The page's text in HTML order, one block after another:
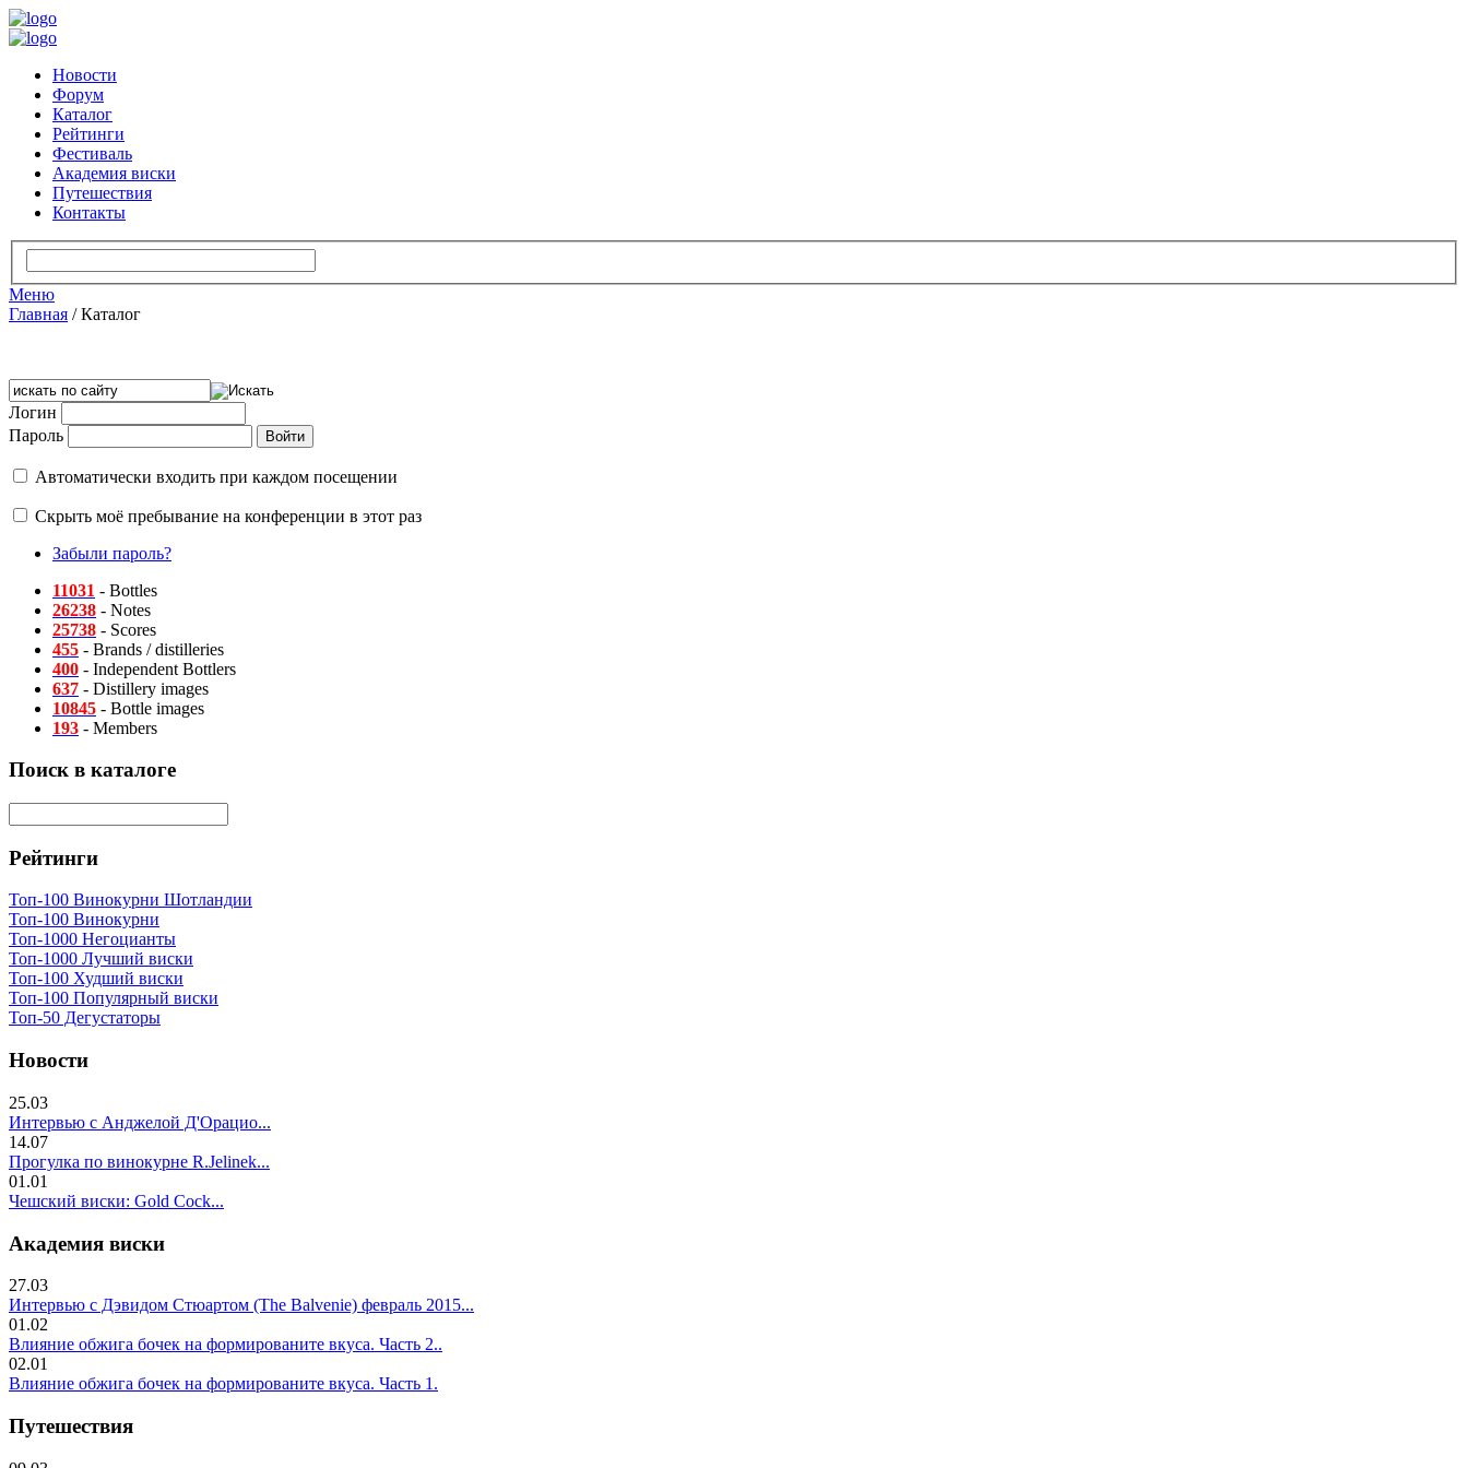
Новости
Форум
Каталог
Рейтинги
Фестиваль
Академия виски
Путешествия
Контакты
Меню
Главная /Каталог
Логин
Пароль
Автоматически входить при каждом посещении
Скрыть моё пребывание на конференции в этот раз
Забыли пароль?
11031 - Bottles
26238 - Notes
25738 - Scores
455 - Brands / distilleries
400 - Independent Bottlers
637 - Distillery images
10845 - Bottle images
193 - Members
Поиск в каталоге
Рейтинги
Топ-100 Винокурни Шотландии
Топ-100 Винокурни
Топ-1000 Негоцианты
Топ-1000 Лучший виски
Топ-100 Худший виски
Топ-100 Популярный виски
Топ-50 Дегустаторы
Новости
25.03
Интервью с Анджелой Д'Орацио...
14.07
Прогулка по винокурне R.Jelinek...
01.01
Чешский виски: Gold Cock...
Академия виски
27.03
Интервью с Дэвидом Стюартом (The Balvenie) февраль 2015...
01.02
Влияние обжига бочек на формированите вкуса. Часть 2..
02.01
Влияние обжига бочек на формированите вкуса. Часть 1.
Путешествия